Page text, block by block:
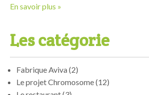
En savoir plus »
Les catégorie
Fabrique Aviva (2)
Le projet Chromosome(12)